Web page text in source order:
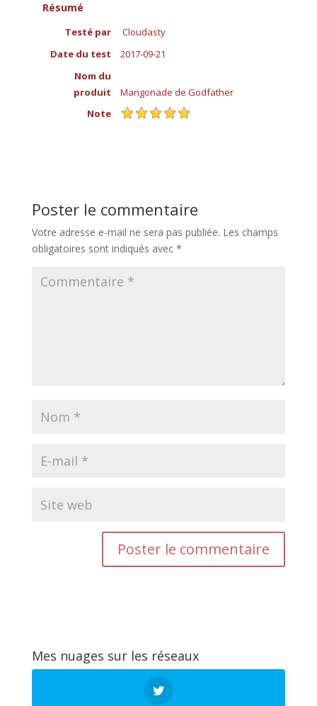
Résumé
Testé par
Cloudasty
Date du test
2017-09-21
Nom du
produit
Mangonade de Godfather
Note
Poster le commentaire
Votre adresse e-mail ne sera pas publiée. Les champs
obligatoires sont indiqués avec *
Mes nuages sur les réseaux